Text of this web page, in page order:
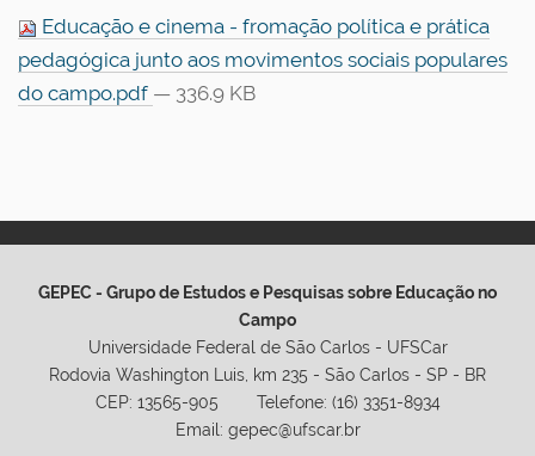
Educação e cinema - fromação política e prática
pedagógica junto aos movimentos sociais populares
do campo.pdf — 336.9 KB
GEPEC - Grupo de Estudos e Pesquisas sobre Educação no
Campo
Universidade Federal de São Carlos - UFSCar
Rodovia Washington Luis, km 235 - São Carlos - SP - BR
CEP: 13565-905 Telefone: (16) 3351-8934
Email: gepec@ufscar.br